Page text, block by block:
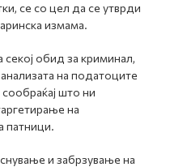
се со цел да се утврди
измама.
обид за криминал,
на податоците
што ни
на
патници.
и забрзување на